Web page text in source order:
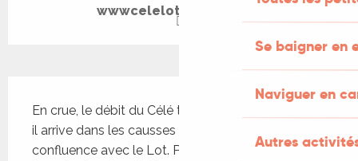
Se baigner en
Naviguer en
Autres
wwwcelelotmedian.com
En crue, le débit du Célé triple entre le moment où
il arrive dans les causses du Quercy et sa
confluence avec le Lot. Pourtant, aucun affluent